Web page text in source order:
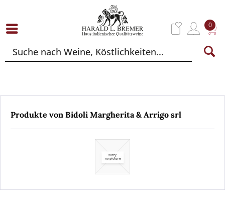
0
Produkte von Bidoli Margherita & Arrigo srl